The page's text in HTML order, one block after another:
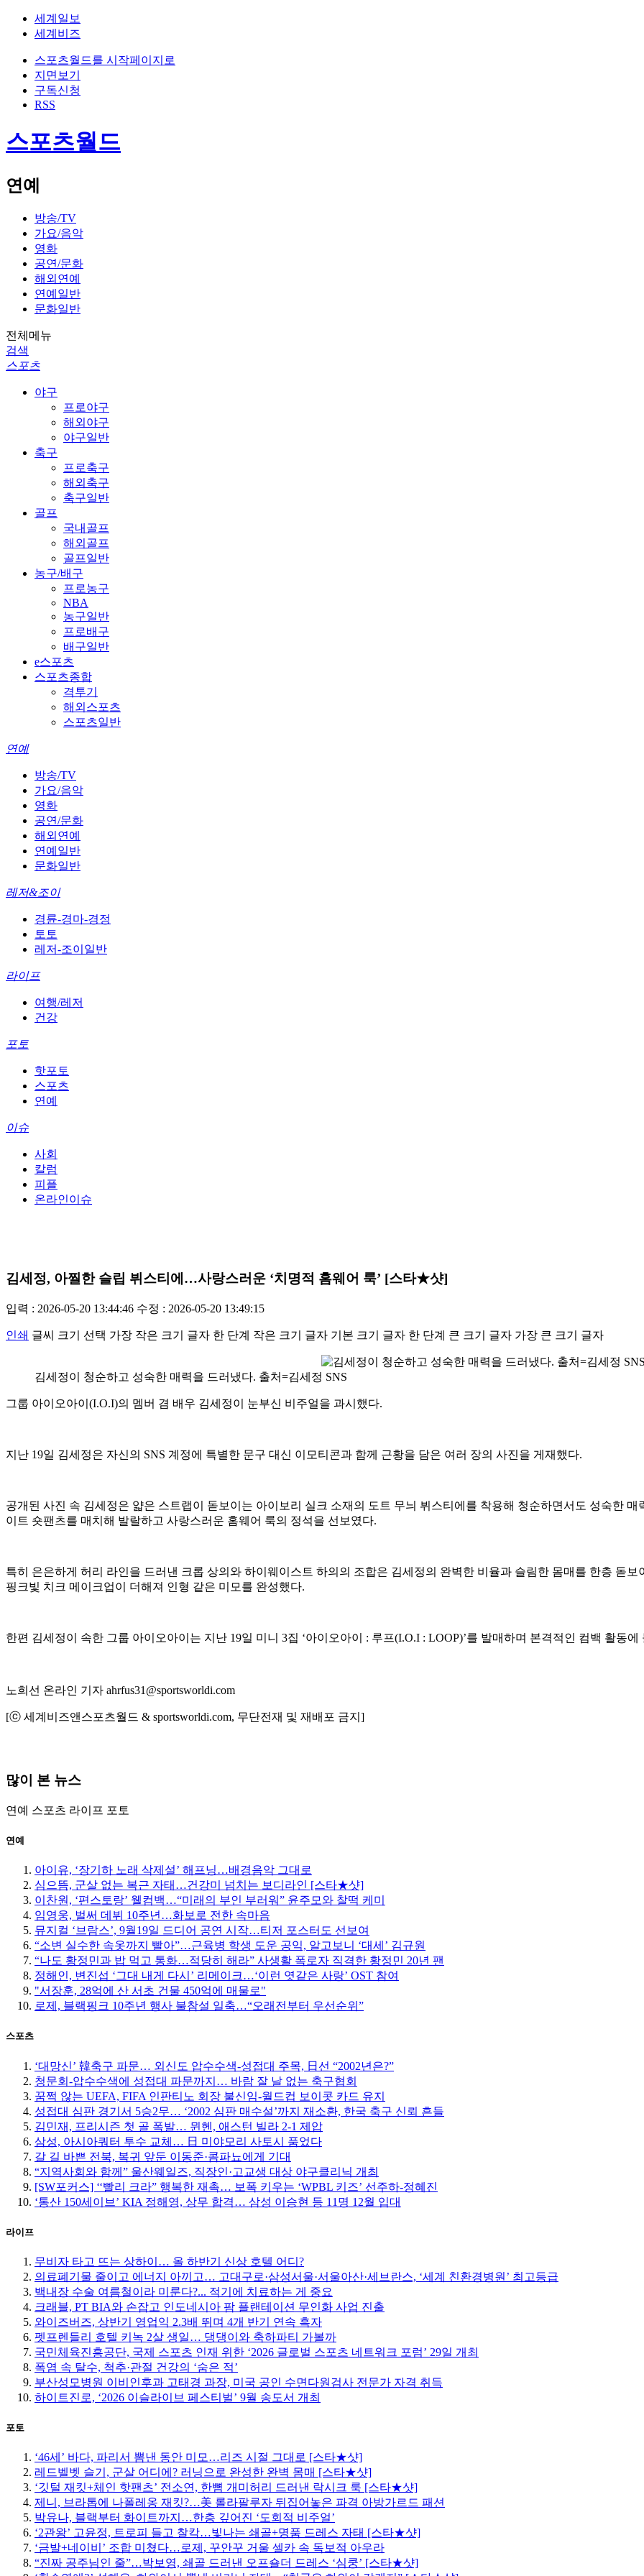
세계일보
세계비즈
스포츠월드를 시작페이지로
지면보기
구독신청
RSS
스포츠월드
연예
방송/TV
가요/음악
영화
공연/문화
해외연예
연예일반
문화일반
전체메뉴
검색
스포츠
야구
프로야구
해외야구
야구일반
축구
프로축구
해외축구
축구일반
골프
국내골프
해외골프
골프일반
농구/배구
프로농구
NBA
농구일반
프로배구
배구일반
e스포츠
스포츠종합
격투기
해외스포츠
스포츠일반
연예
방송/TV
가요/음악
영화
공연/문화
해외연예
연예일반
문화일반
레저&조이
경륜-경마-경정
토토
레저-조이일반
라이프
여행/레저
건강
포토
핫포토
스포츠
연예
이슈
사회
칼럼
피플
온라인이슈
김세정, 아찔한 슬립 뷔스티에…사랑스러운 ‘치명적 홈웨어 룩’ [스타★샷]
입력 : 2026-05-20 13:44:46 수정 : 2026-05-20 13:49:15
인쇄 글씨 크기 선택 가장 작은 크기 글자 한 단계 작은 크기 글자 기본 크기 글자 한 단계 큰 크기 글자 가장 큰 크기 글자
김세정이 청순하고 성숙한 매력을 드러냈다. 출처=김세정 SNS
그룹 아이오아이(I.O.I)의 멤버 겸 배우 김세정이 눈부신 비주얼을 과시했다.
지난 19일 김세정은 자신의 SNS 계정에 특별한 문구 대신 이모티콘과 함께 근황을 담은 여러 장의 사진을 게재했다.
공개된 사진 속 김세정은 얇은 스트랩이 돋보이는 아이보리 실크 소재의 도트 무늬 뷔스티에를 착용해 청순하면서도 성숙한
이트 숏팬츠를 매치해 발랄하고 사랑스러운 홈웨어 룩의 정석을 선보였다.
특히 은은하게 허리 라인을 드러낸 크롭 상의와 하이웨이스트 하의의 조합은 김세정의 완벽한 비율과 슬림한 몸매를 한층 돋
핑크빛 치크 메이크업이 더해져 인형 같은 미모를 완성했다.
한편 김세정이 속한 그룹 아이오아이는 지난 19일 미니 3집 ‘아이오아이 : 루프(I.O.I : LOOP)’를 발매하며 본격적인 컴백 활동에
노희선 온라인 기자 ahrfus31@sportsworldi.com
[ⓒ 세계비즈앤스포츠월드 & sportsworldi.com, 무단전재 및 재배포 금지]
많이 본 뉴스
연예 스포츠 라이프 포토
연예
아이유, ‘장기하 노래 삭제설’ 해프닝…배경음악 그대로
심으뜸, 군살 없는 복근 자태…건강미 넘치는 보디라인 [스타★샷]
이찬원, ‘편스토랑’ 웰컴백…“미래의 부인 부러워” 윤주모와 찰떡 케미
임영웅, 벌써 데뷔 10주년…화보로 전한 속마음
뮤지컬 ‘브람스’, 9월19일 드디어 공연 시작…티저 포스터도 선보여
“소변 실수한 속옷까지 빨아”…근육병 학생 도운 공익, 알고보니 ‘대세’ 김규원
“나도 황정민과 밥 먹고 통화…적당히 해라” 사생활 폭로자 직격한 황정민 20년 팬
정해인, 변진섭 ‘그대 내게 다시’ 리메이크…‘이런 엿같은 사랑’ OST 참여
"서장훈, 28억에 산 서초 건물 450억에 매물로"
로제, 블랙핑크 10주년 행사 불참설 일축…“오래전부터 우선순위”
스포츠
‘대망신’ 韓축구 파문… 외신도 압수수색-성접대 주목, 日선 “2002년은?”
청문회-압수수색에 성접대 파문까지… 바람 잘 날 없는 축구협회
꿈쩍 않는 UEFA, FIFA 인판티노 회장 불신임-월드컵 보이콧 카드 유지
성접대 심판 경기서 5승2무… ‘2002 심판 매수설’까지 재소환, 한국 축구 신뢰 흔들
김민재, 프리시즌 첫 골 폭발… 뮌헨, 애스턴 빌라 2-1 제압
삼성, 아시아쿼터 투수 교체… 日 미야모리 사토시 품었다
갈 길 바쁜 전북, 복귀 앞둔 이동준·콤파뇨에게 기대
“지역사회와 함께” 울산웨일즈, 직장인·고교생 대상 야구클리닉 개최
[SW포커스] ‘‘빨리 크라” 행복한 재촉… 보폭 키우는 ‘WPBL 키즈’ 선주하-정혜진
‘통산 150세이브’ KIA 정해영, 상무 합격… 삼성 이승현 등 11명 12월 입대
라이프
무비자 타고 뜨는 상하이… 올 하반기 신상 호텔 어디?
의료폐기물 줄이고 에너지 아끼고… 고대구로·삼성서울·서울아산·세브란스, ‘세계 친환경병원’ 최고등급
백내장 수술 여름철이라 미룬다?... 적기에 치료하는 게 중요
크래블, PT BIA와 손잡고 인도네시아 팜 플랜테이션 무인화 사업 진출
와이즈버즈, 상반기 영업익 2.3배 뛰며 4개 반기 연속 흑자
펫프렌들리 호텔 키녹 2살 생일… 댕댕이와 축하파티 가볼까
국민체육진흥공단, 국제 스포츠 인재 위한 ‘2026 글로벌 스포츠 네트워크 포럼’ 29일 개최
폭염 속 탈수, 척추·관절 건강의 ‘숨은 적’
부산성모병원 이비인후과 고태경 과장, 미국 공인 수면다원검사 전문가 자격 취득
하이트진로, ‘2026 이슬라이브 페스티벌’ 9월 송도서 개최
포토
‘46세’ 바다, 파리서 뽐낸 동안 미모…리즈 시절 그대로 [스타★샷]
레드벨벳 슬기, 군살 어디에? 러닝으로 완성한 완벽 몸매 [스타★샷]
‘깃털 재킷+체인 핫팬츠’ 전소연, 한뼘 개미허리 드러낸 락시크 룩 [스타★샷]
제니, 브라톱에 나폴레옹 재킷?…美 롤라팔루자 뒤집어놓은 파격 아방가르드 패션
박유나, 블랙부터 화이트까지…한층 깊어진 ‘도회적 비주얼’
‘2관왕’ 고윤정, 트로피 들고 찰칵…빛나는 쇄골+명품 드레스 자태 [스타★샷]
‘금발+네이비’ 조합 미쳤다…로제, 꾸안꾸 거울 셀카 속 독보적 아우라
“진짜 공주님인 줄”…박보영, 쇄골 드러낸 오프숄더 드레스 ‘심쿵’ [스타★샷]